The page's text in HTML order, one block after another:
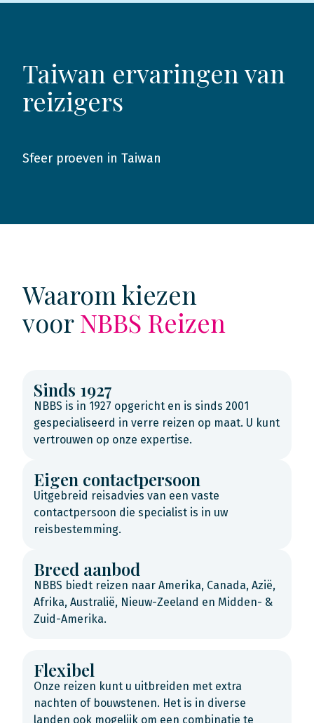
Taiwan ervaringen van
reizigers
2016
Sfeer proeven in Taiwan
Waarom kiezen
voorNBBS Reizen
Sinds 1927
NBBS is in 1927 opgericht en is sinds 2001
gespecialiseerd in verre reizen op maat. U kunt
vertrouwen op onze expertise.
Eigen contactpersoon
Uitgebreid reisadvies van een vaste
contactpersoon die specialist is in uw
reisbestemming.
Breed aanbod
NBBS biedt reizen naar Amerika, Canada, Azië,
Afrika, Australië, Nieuw-Zeeland en Midden- &
Zuid-Amerika.
Flexibel
Onze reizen kunt u uitbreiden met extra
nachten of bouwstenen. Het is in diverse
landen ook mogelijk om een combinatie te